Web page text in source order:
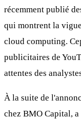
récemment publié
qui montrent la
cloud computing.
publicitaires de
attentes des
À la suite de
chez BMO Capital,